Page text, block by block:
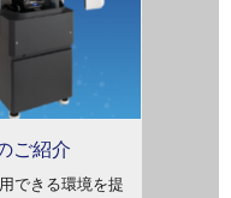
ご紹介
できる環境を提